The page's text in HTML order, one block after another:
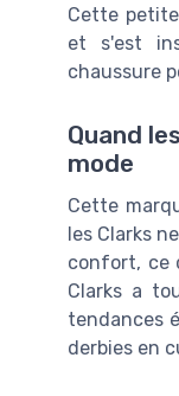
Cette
et s'est
chaussure
Quand
mode
Cette
les Clarks
confort, ce
Clarks a
tendances
derbies en